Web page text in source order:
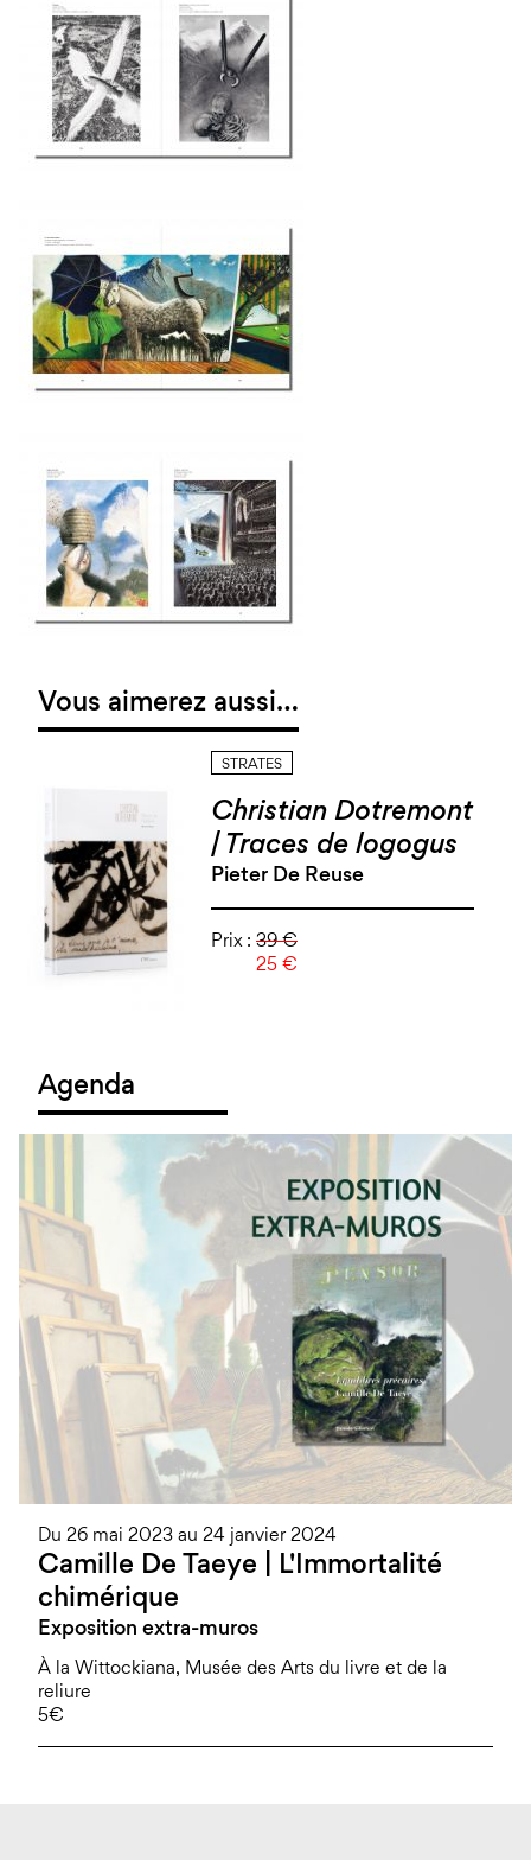
Vous aimerez aussi…
STRATES
Christian Dotremont
| Traces de logogus
Pieter De Reuse
Prix : 39 €
25 €
Agenda
Du 26 mai 2023 au 24 janvier 2024
Camille De Taeye | L'Immortalité
chimérique
Exposition extra-muros
À la Wittockiana, Musée des Arts du livre et de la
reliure
5€